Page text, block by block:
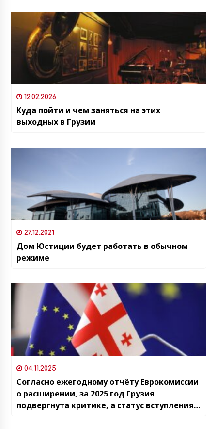
12.02.2026
Куда пойти и чем заняться на этих
выходных в Грузии
27.12.2021
Дом Юстиции будет работать в обычном
режиме
04.11.2025
Согласно ежегодному отчёту Еврокомиссии
о расширении, за 2025 год Грузия
подвергнута критике, а статус вступления